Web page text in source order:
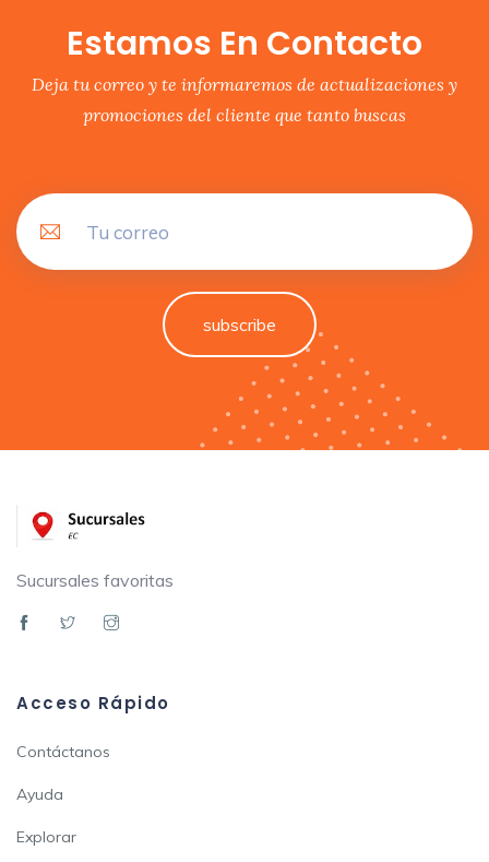
Estamos En Contacto
Deja tu correo y te informaremos de actualizaciones y
promociones del cliente que tanto buscas
subscribe
Sucursales favoritas
Acceso Rápido
Contáctanos
Ayuda
Explorar